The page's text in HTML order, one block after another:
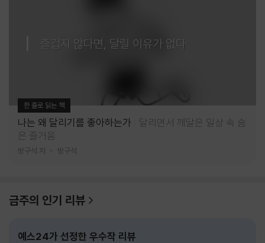
즐겁지 않다면, 달릴 이유가 없다
한 줄로 읽는 책
나는 왜 달리기를 좋아하는가
달리면서 깨달은 일상 속 숨
은 즐거움
방구석 저 방구석
금주의 인기 리뷰
예스24가 선정한 우수작 리뷰